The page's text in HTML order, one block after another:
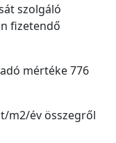
szolgáló
fizetendő
mértéke 776
m2/év összegről